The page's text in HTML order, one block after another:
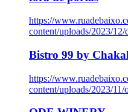
https://
content/uploads/2023/
Bistro 99 by
https://
content/uploads/2023/